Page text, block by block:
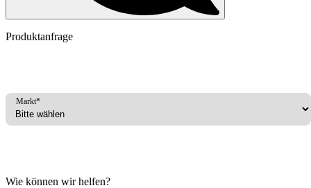
Produktanfrage
Markt*
Wie können wir helfen?